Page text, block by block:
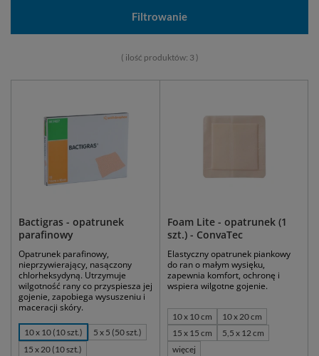
Filtrowanie
( ilość produktów: 3 )
Bactigras - opatrunek
parafinowy
Opatrunek parafinowy,
nieprzywierający, nasączony
chlorheksydyną. Utrzymuje
wilgotność rany co przyspiesza jej
gojenie, zapobiega wysuszeniu i
maceracji skóry.
10 x 10 (10 szt.)
5 x 5 (50 szt.)
15 x 20 (10 szt.)
Foam Lite - opatrunek (1
szt.) - ConvaTec
Elastyczny opatrunek piankowy
do ran o małym wysięku,
zapewnia komfort, ochronę i
wspiera wilgotne gojenie.
10 x 10 cm
10 x 20 cm
15 x 15 cm
5,5 x 12 cm
więcej